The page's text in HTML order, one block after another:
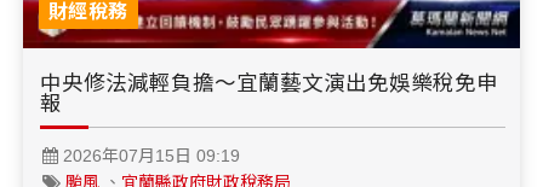
求職徵才
財經稅務
農林漁牧
檢舉投訴
讀者投稿
全國運動會
宜蘭國際童玩節
財經稅務
中央修法減輕負擔～宜蘭藝文演出免娛樂稅免申
報
2026年07月15日 09:19
颱風 、 宜蘭縣政府財政稅務局